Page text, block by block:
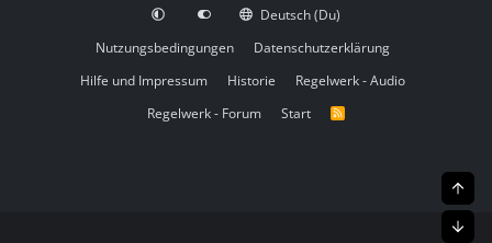
Deutsch (Du)
Nutzungsbedingungen
Datenschutzerklärung
Hilfe und Impressum
Historie
Regelwerk - Audio
Regelwerk - Forum
Start
R